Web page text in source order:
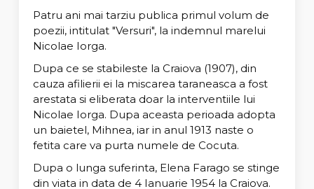
Patru ani mai tarziu publica primul volum de
poezii, intitulat "Versuri", la indemnul marelui
Nicolae Iorga.
Dupa ce se stabileste la Craiova (1907), din
cauza afilierii ei la miscarea taraneasca a fost
arestata si eliberata doar la interventiile lui
Nicolae Iorga. Dupa aceasta perioada adopta
un baietel, Mihnea, iar in anul 1913 naste o
fetita care va purta numele de Cocuta.
Dupa o lunga suferinta, Elena Farago se stinge
din viata in data de 4 Ianuarie 1954 la Craiova.